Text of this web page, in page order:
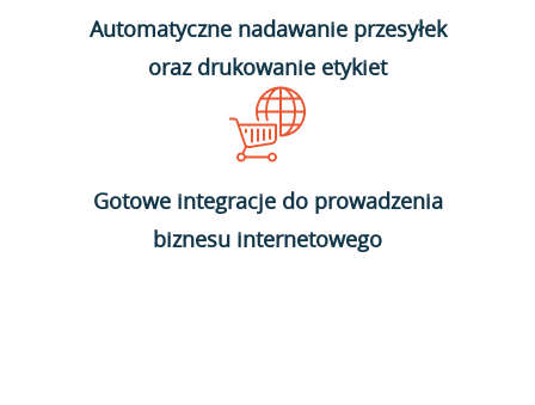
Automatyczne nadawanie przesyłek
oraz drukowanie etykiet
Gotowe integracje do prowadzenia
biznesu internetowego